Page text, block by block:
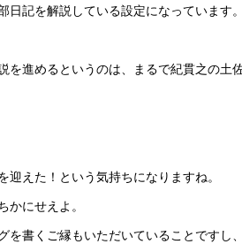
記を解説している設定になっています。
進めるというのは、まるで紀貫之の土
えた！という気持ちになりますね。
にせえよ。
を書くご縁もいただいていることです